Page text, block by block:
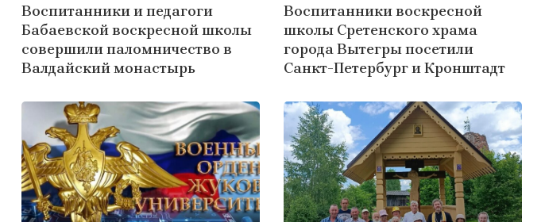
Воспитанники и педагоги
Бабаевской воскресной школы
совершили паломничество в
Валдайский монастырь
Воспитанники воскресной
школы Сретенского храма
города Вытегры посетили
Санкт-Петербург и Кронштадт